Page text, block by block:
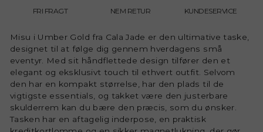
FRI FRAGT NEM RETUR KUNDESERVICE
Misu i Umber Gold fra Cala Jade er den ultimative taske,
designet til at følge dig gennem hverdagens små
eventyr. Med sit håndflettede design tilfører den et
elegant og eksklusivt touch til ethvert outfit. Selvom
den har en kompakt størrelse, har den plads til de
vigtigste essentials, og takket være den justerbare
skulderrem kan du bære den præcis, som du ønsker.
Tasken har en aftagelig inderpose, en praktisk